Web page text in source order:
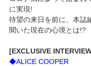
に実現!
待望の来日を前に、本誌
聞いた現在の心境とは!?
[EXCLUSIVE
◆ALICE COOPER